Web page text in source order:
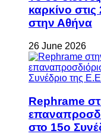
καρκίνο στις
στην Αθήνα
26 June 2026
Rephrame
στο 15ο